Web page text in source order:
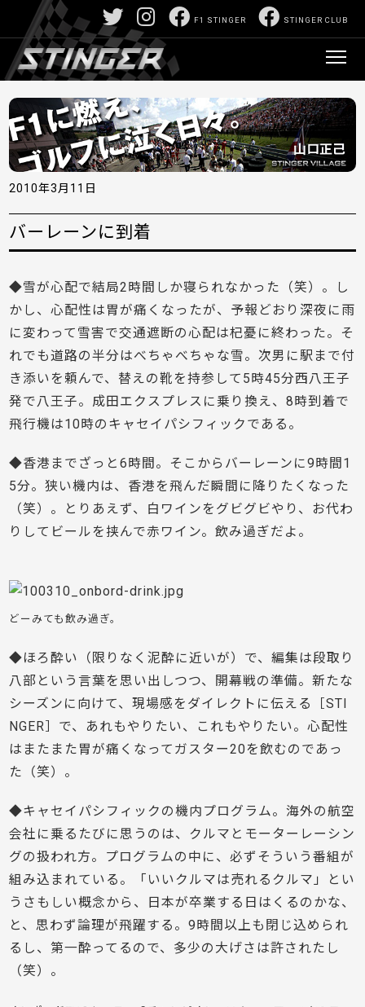
STINGER CLUB
F1 STINGER
2010年3月11日
バーレーンに到着
◆雪が心配で結局2時間しか寝られなかった（笑）。し
かし、心配性は胃が痛くなったが、予報どおり深夜に雨
に変わって雪害で交通遮断の心配は杞憂に終わった。そ
れでも道路の半分はべちゃべちゃな雪。次男に駅まで付
き添いを頼んで、替えの靴を持参して5時45分西八王子
発で八王子。成田エクスプレスに乗り換え、8時到着で
飛行機は10時のキャセイパシフィックである。
◆香港までざっと6時間。そこからバーレーンに9時間1
5分。狭い機内は、香港を飛んだ瞬間に降りたくなった
（笑）。とりあえず、白ワインをグビグビやり、お代わ
りしてビールを挟んで赤ワイン。飲み過ぎだよ。
どーみても飲み過ぎ。
◆ほろ酔い（限りなく泥酔に近いが）で、編集は段取り
八部という言葉を思い出しつつ、開幕戦の準備。新たな
シーズンに向けて、現場感をダイレクトに伝える［STI
NGER］で、あれもやりたい、これもやりたい。心配性
はまたまた胃が痛くなってガスター20を飲むのであっ
た（笑）。
◆キャセイパシフィックの機内プログラム。海外の航空
会社に乗るたびに思うのは、クルマとモーターレーシン
グの扱われ方。プログラムの中に、必ずそういう番組が
組み込まれている。「いいクルマは売れるクルマ」とい
うさもしい概念から、日本が卒業する日はくるのかな、
と、思わず論理が飛躍する。9時間以上も閉じ込められ
るし、第一酔ってるので、多少の大げさは許されたし
（笑）。